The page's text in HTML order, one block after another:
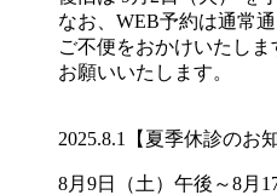
なお、WEB予約は通常
ご不便をおかけいたし
お願いいたします。
2025.8.1 【夏季休診のお
8月9日（土）午後～8月